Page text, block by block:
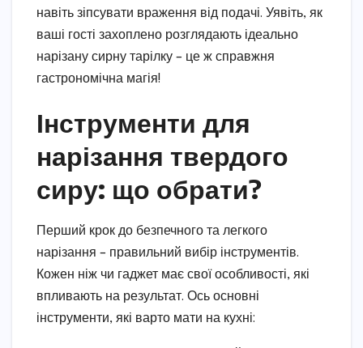
навіть зіпсувати враження від подачі. Уявіть, як
ваші гості захоплено розглядають ідеально
нарізану сирну тарілку – це ж справжня
гастрономічна магія!
Інструменти для
нарізання твердого
сиру: що обрати?
Перший крок до безпечного та легкого
нарізання – правильний вибір інструментів.
Кожен ніж чи гаджет має свої особливості, які
впливають на результат. Ось основні
інструменти, які варто мати на кухні: